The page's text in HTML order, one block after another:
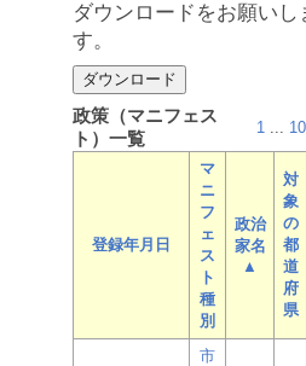
ダウンロードをお願いし
す。
政策（マニフェス
ト）一覧
1 ...
登録年月日
マ
ニ
フ
ェ
ス
ト
種
別
政治
家名
▲
対
象
の
都
道
府
県
市